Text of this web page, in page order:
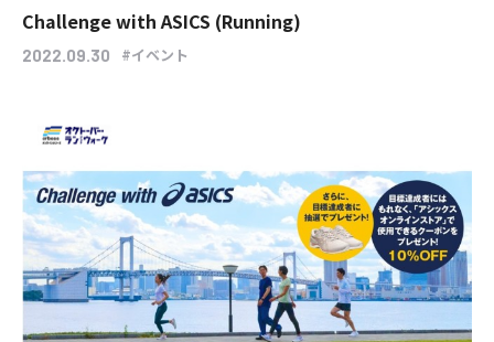
Challenge with ASICS (Running)
2022.09.30 #イベント